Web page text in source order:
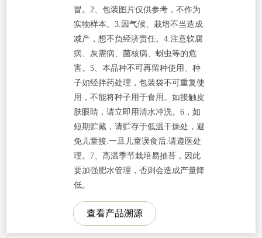
冒。2、包装图片仅供参考，不作为
实物样本。3.因气候、栽培不当造成
减产，想不负经济责任。4.注意软腐
病、灰需病、菌核病、蚜虫等的危
害。5、本品种不可再留种使用、种
子如经拌药处理，包装袋不可重复使
用，不能将种子用于食用。如接触皮
肤眼睛，请立即用清水冲洗。6，如
短期贮藏，请贮存于低温干燥处，避
免儿童接.一旦儿童误食后.请遵医处
理。7、高温季节栽培易抽苔，因此
要加强肥水管理，否则会造成产量降
低。
查看产品溯源